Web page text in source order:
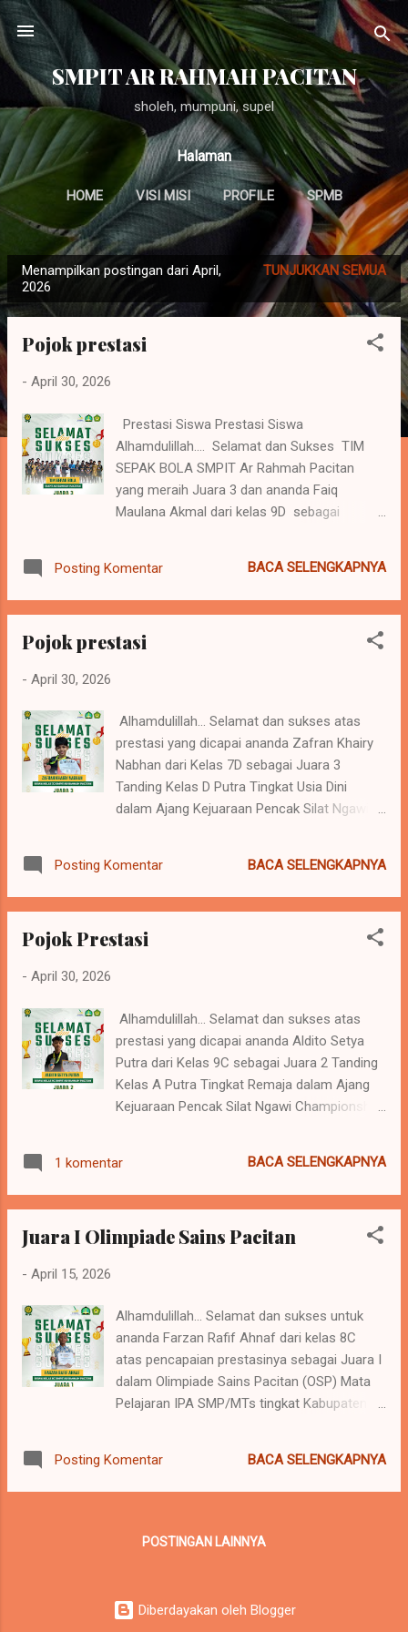
Langsung ke konten utama
SMPIT AR RAHMAH PACITAN
sholeh, mumpuni, supel
Halaman
HOME VISI MISI PROFILE SPMB
LAINNYA…
o
Menampilkan postingan dari April,
2026
TUNJUKKAN SEMUA
Pojok prestasi
- April 30, 2026
Prestasi Siswa Prestasi Siswa
Alhamdulillah.... Selamat dan Sukses TIM
SEPAK BOLA SMPIT Ar Rahmah Pacitan
yang meraih Juara 3 dan ananda Faiq
Maulana Akmal dari kelas 9D sebagai
Kabupaten yang diselenggarakan oleh SMA
Negeri 2 Pacitan 😍👏
Posting Komentar BACA SELENGKAPNYA
Pojok prestasi
- April 30, 2026
Alhamdulillah... Selamat dan sukses atas
prestasi yang dicapai ananda Zafran Khairy
Nabhan dari Kelas 7D sebagai Juara 3
Tanding Kelas D Putra Tingkat Usia Dini
dalam Ajang Kejuaraan Pencak Silat Ngawi
jadikan ini sebagai tonggak meraih prestasi
lebih baik lagi 🥰 #smpitararahmahpct
#ngawichampionship4
Posting Komentar BACA SELENGKAPNYA
Pojok Prestasi
- April 30, 2026
Alhamdulillah... Selamat dan sukses atas
prestasi yang dicapai ananda Aldito Setya
Putra dari Kelas 9C sebagai Juara 2 Tanding
Kelas A Putra Tingkat Remaja dalam Ajang
Kejuaraan Pencak Silat Ngawi Championship
tonggak meraih prestasi lebih baik lagi 🥰
#smpitararahmahpct #jsitindonesia
#ngawichampionship4
1 komentar BACA SELENGKAPNYA
Juara I Olimpiade Sains Pacitan
- April 15, 2026
Alhamdulillah... Selamat dan sukses untuk
ananda Farzan Rafif Ahnaf dari kelas 8C
atas pencapaian prestasinya sebagai Juara I
dalam Olimpiade Sains Pacitan (OSP) Mata
Pelajaran IPA SMP/MTs tingkat Kabupaten
dan sukses selalu serta jadikan ini sebagai
tonggak meraih prestasi lebih baik lagi 🥰
#olimpiadesainsnasional #mgmpipapacitan
Posting Komentar BACA SELENGKAPNYA
POSTINGAN LAINNYA
Diberdayakan oleh Blogger